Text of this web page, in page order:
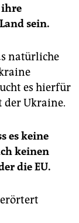
ihre
sein.
natürliche
es hierfür
der Ukraine.
es keine
keinen
die EU.